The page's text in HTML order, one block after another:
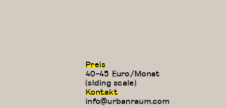
Preis
40-45 Euro/Monat
(slding scale)
Kontakt
info@urbanraum.com